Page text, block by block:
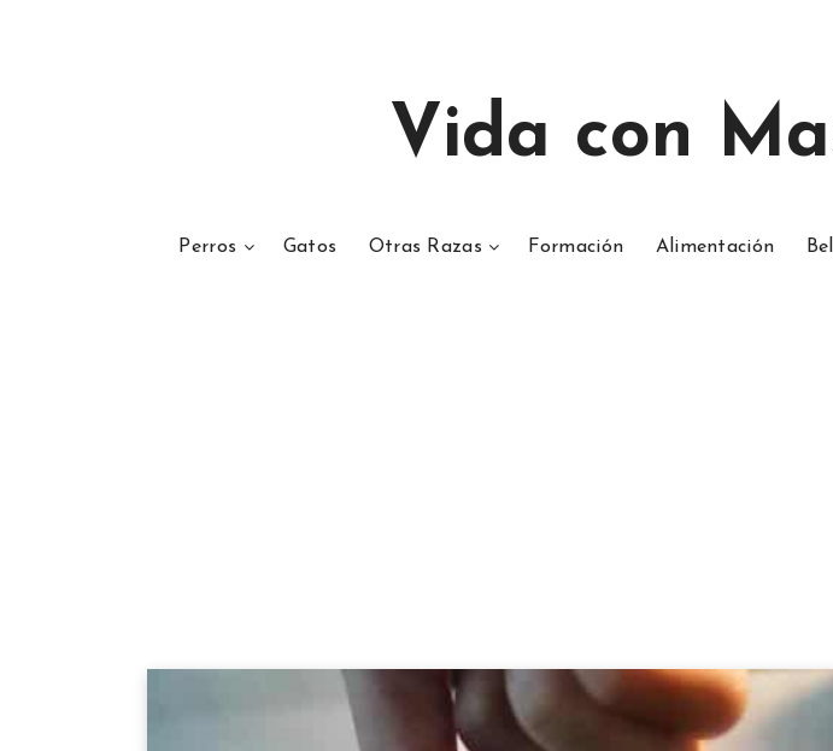
Vida con
Perros Gatos Otras Razas Formación Alimentación